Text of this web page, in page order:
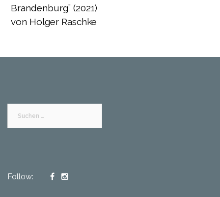
Brandenburg” (2021)
von Holger Raschke
Follow: